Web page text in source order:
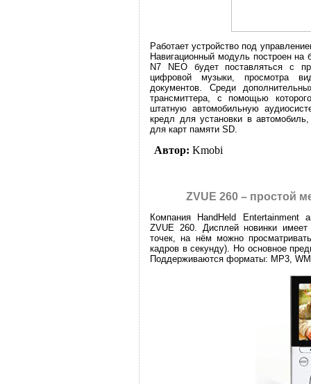
Работает устройство под
Навигационный модуль построен
N7 NEO будет поставляться с
цифровой музыки, просмотра
документов. Среди
трансмиттера, с помощью
штатную автомобильную
кредл для установки в
для карт памяти SD.
Автор: Kmobi
ZVUE 260 – простой
Компания HandHeld Entertainment
ZVUE 260. Дисплей новинки
точек, на нём можно
кадров в секунду). Но основное
Поддерживаются форматы: MP3,